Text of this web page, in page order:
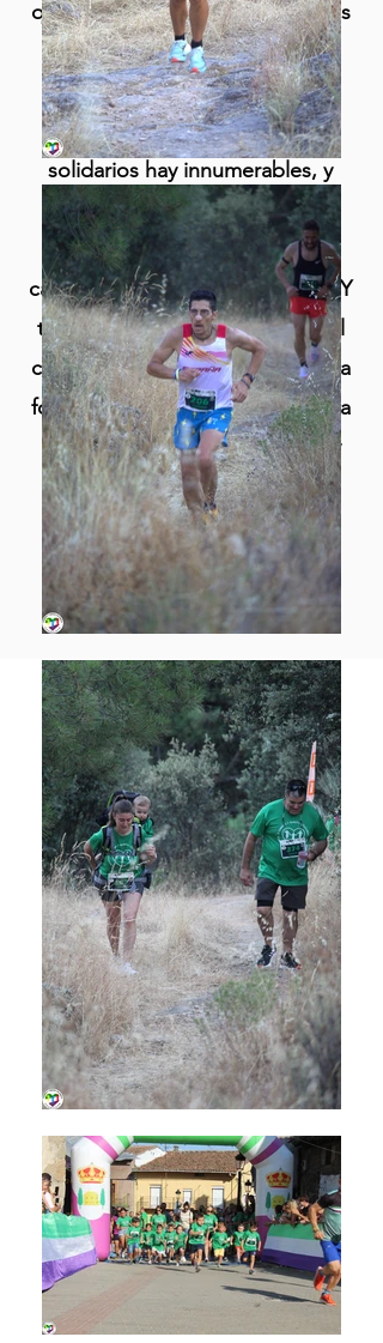
que necesitan para conseguir sus
objetivos.
Pero no solo eso, motivos
solidarios hay innumerables, y
cada año será celebrada una
nueva edición solidaria por la
causa social que sea propuesta. Y
todo esto en un entorno natural
como es la Sierra de Gredos, una
forma interesante y divertida para
conjugar solidaridad, deporte y
naturaleza.
REGLAMENTO
FOTOGRAFÍAS Y VIDEOS